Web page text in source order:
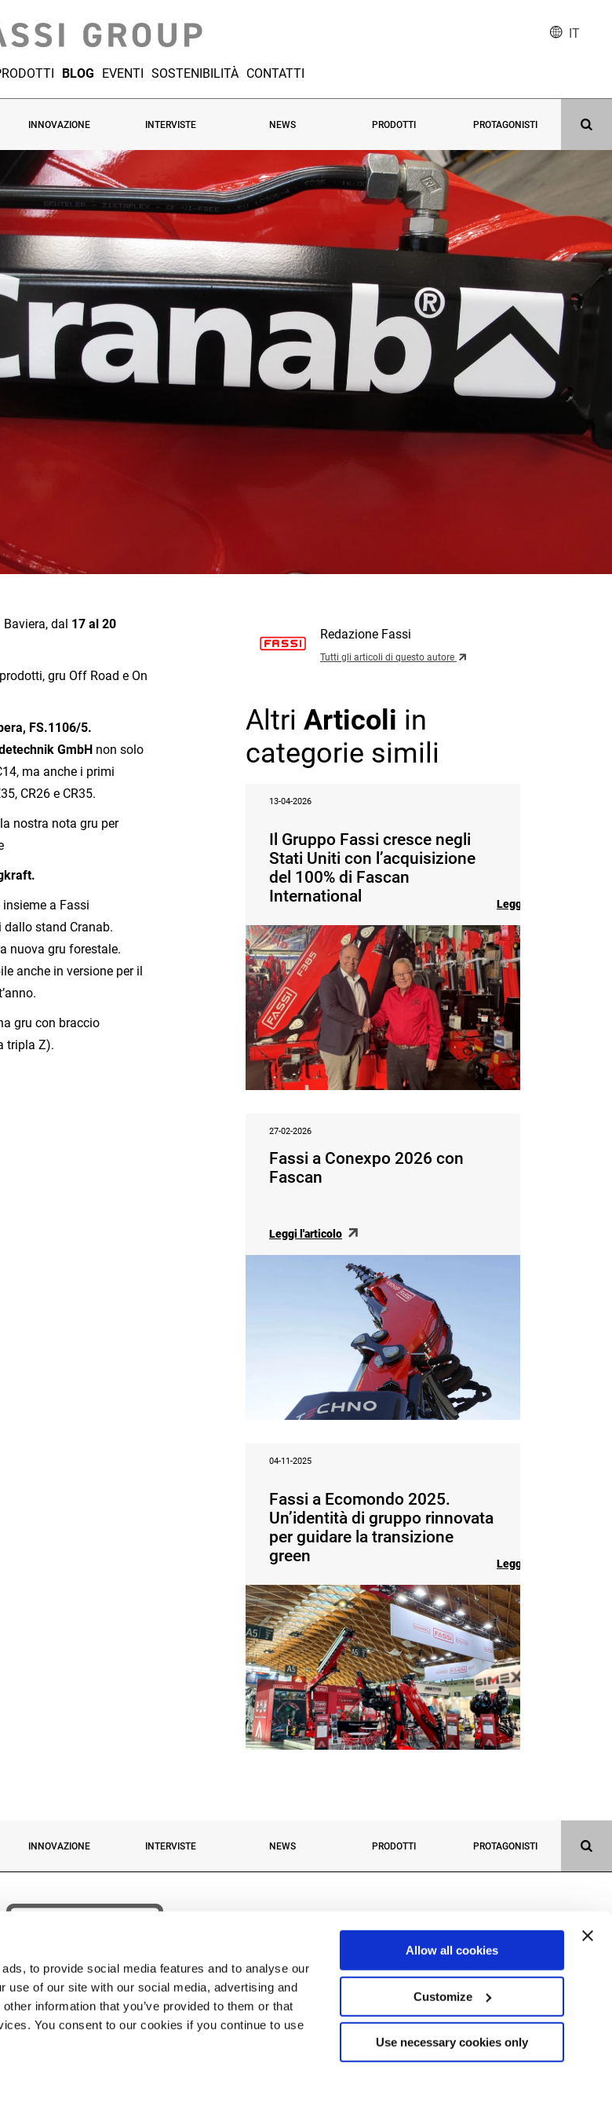
to provide social media features and to analyse our
use of our site with our social media, advertising and
information that you’ve provided to them or that
You consent to our cookies if you continue to use
Allow all cookies
Customize
Use necessary cookies only
BLOG EVENTI SOSTENIBILITÀ CONTATTI
IT
INNOVAZIONE INTERVISTE NEWS PRODOTTI PROTAGONISTI
dal 17 al 20
gru Off Road e On
FS.1106/5.
GmbH non solo
ma anche i primi
CR26 e CR35.
nostra nota gru per
a Fassi
dallo stand Cranab.
nuova gru forestale.
anche in versione per il
gru con braccio
tripla Z).
Redazione Fassi
Tutti gli articoli di questo autore
Altri Articoli in
categorie simili
13-04-2026
Il Gruppo Fassi cresce negli
Stati Uniti con l’acquisizione
del 100% di Fascan
International
Leggi l'articolo
27-02-2026
Fassi a Conexpo 2026 con
Fascan
Leggi l'articolo
04-11-2025
Fassi a Ecomondo 2025.
Un’identità di gruppo rinnovata
per guidare la transizione
green
Leggi l'articolo
INNOVAZIONE INTERVISTE NEWS PRODOTTI PROTAGONISTI
GRU S.p.A. Socio unico – Sede: via Roma, 110 – 24021 Albino (BG) Italy